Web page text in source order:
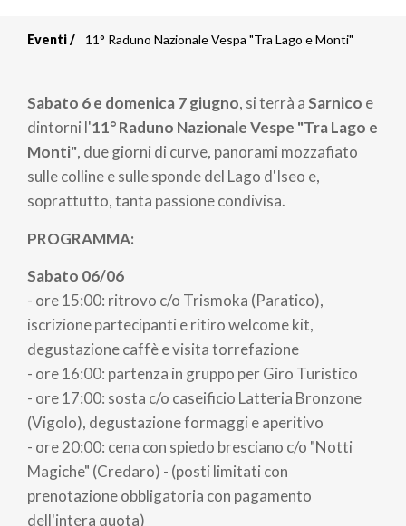
di
pane
Eventi 11° Raduno Nazionale Vespa "Tra Lago e Monti"
Sabato 6 e domenica 7 giugno, si terrà aSarnico e
dintorni l'11° Raduno Nazionale Vespe "Tra Lago e
Monti", due giorni di curve, panorami mozzafiato
sulle colline e sulle sponde del Lago d'Iseo e,
soprattutto, tanta passione condivisa.
PROGRAMMA:
Sabato 06/06
- ore 15:00: ritrovo c/o Trismoka (Paratico),
iscrizione partecipanti e ritiro welcome kit,
degustazione caffè e visita torrefazione
- ore 16:00: partenza in gruppo per Giro Turistico
- ore 17:00: sosta c/o caseificio Latteria Bronzone
(Vigolo), degustazione formaggi e aperitivo
- ore 20:00: cena con spiedo bresciano c/o "Notti
Magiche" (Credaro) - (posti limitati con
prenotazione obbligatoria con pagamento
dell'intera quota)